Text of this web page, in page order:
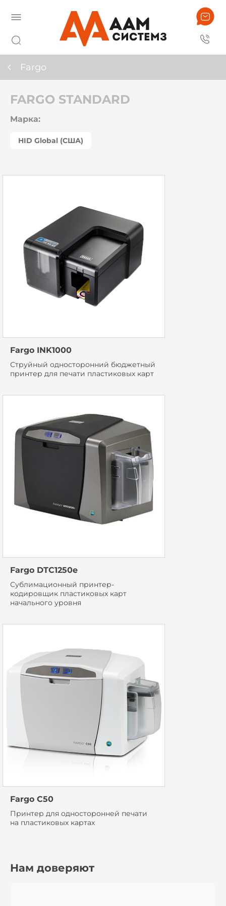
Fargo
FARGO STANDARD
Марка:
HID Global (США)
Fargo INK1000
Струйный односторонний бюджетный
принтер для печати пластиковых карт
Fargo DTC1250e
Сублимационный принтер-
кодировщик пластиковых карт
начального уровня
Fargo С50
Принтер для односторонней печати
на пластиковых картах
Нам доверяют